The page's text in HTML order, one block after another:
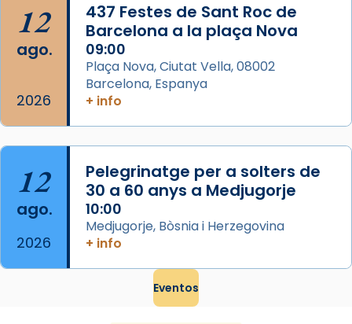
View on Facebook · Share
12
ago.
2026
437 Festes de Sant Roc de
Barcelona a la plaça Nova
09:00
Plaça Nova, Ciutat Vella, 08002
Barcelona, Espanya
+ info
12
ago.
2026
Pelegrinatge per a solters de
30 a 60 anys a Medjugorje
10:00
Medjugorje, Bòsnia i Herzegovina
+ info
Eventos